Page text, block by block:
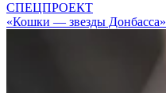
СПЕЦПРОЕКТ
«Кошки — звезды Донбасса»